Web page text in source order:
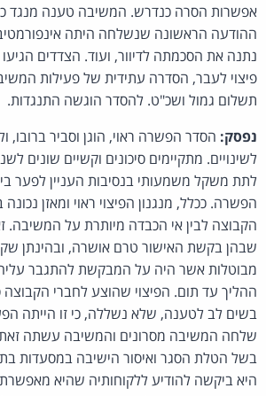
אפשרות הסרה כנדרש. המשיבה טענה מנגד כי
ההודעה הראשונה שנשלחה היתה
נתנה את הסכמתה לדיוור, ועוד. הצדדים
פיצוי לעבר, הסדרה עתידית של פעילות
תשלום גמול ושכ"ט. להסדר הוגשה התנגדות.
נפסק: הסדר הפשרה ראוי, הוגן וסביר ברובו,
לשינויים. מתקיימים סיכונים וקשיים שונים
לתת משקל משמעותי בנסיבות העניין לפער
הפשרה. ככלל, מנגנון הפיצוי ראוי ומאזן נכונה
הקבוצה לבין אי הכבדה מיותרת על המשיבה.
שבהן בקשת האישור טרם אושרה, ובהינתן
מבוטלות אשר היה על המבקשת להתגבר
ההליך עד תום. הפיצוי שהוצע לחברי הקבוצה
בשים לב לטענה, שלא נשללה, כי זו הייתה
שלחה המשיבה מסרונים והמשיבה עשתה
בשל הטלת הסגר ואיסור הישיבה במסעדות
היא ביקשה להודיע ללקוחותיה שהיא